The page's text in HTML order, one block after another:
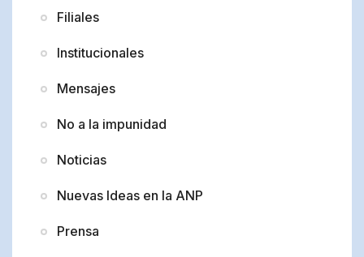
Filiales
Institucionales
Mensajes
No a la impunidad
Noticias
Nuevas Ideas en la ANP
Prensa